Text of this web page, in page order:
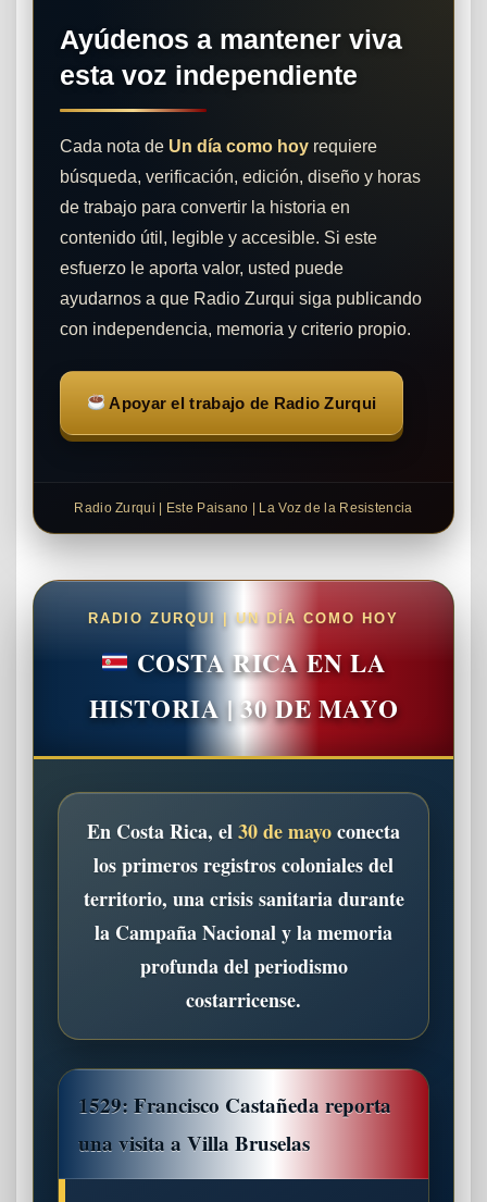
Ayúdenos a mantener viva
esta voz independiente
Cada nota de Un día como hoy requiere
búsqueda, verificación, edición, diseño y horas
de trabajo para convertir la historia en
contenido útil, legible y accesible. Si este
esfuerzo le aporta valor, usted puede
ayudarnos a que Radio Zurqui siga publicando
con independencia, memoria y criterio propio.
Apoyar el trabajo de Radio Zurqui
Radio Zurqui | Este Paisano | La Voz de la Resistencia
RADIO ZURQUI | UN DÍA COMO HOY
COSTA RICA EN LA
HISTORIA | 30 DE MAYO
En Costa Rica, el30 de mayoconecta
los primeros registros coloniales del
territorio, una crisis sanitaria durante
la Campaña Nacional y la memoria
profunda del periodismo
costarricense.
1529: Francisco Castañeda reporta
una visita a Villa Bruselas